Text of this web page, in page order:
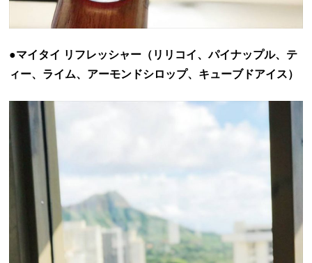
●マイタイ リフレッシャー（リリコイ、パイナップル、テ
ィー、ライム、アーモンドシロップ、キューブドアイス）